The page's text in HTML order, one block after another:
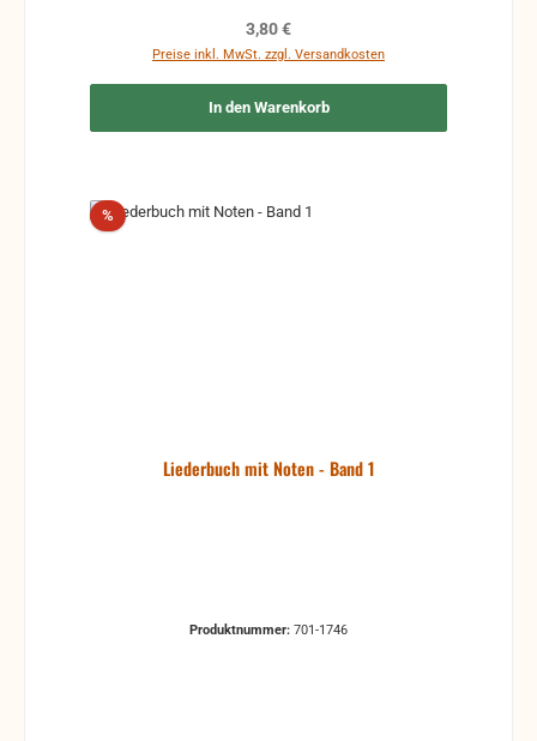
Regulärer Preis:
3,80 €
Preise inkl. MwSt. zzgl. Versandkosten
In den Warenkorb
%Rabatt
Liederbuch mit Noten - Band 1
Produktnummer: 701-1746